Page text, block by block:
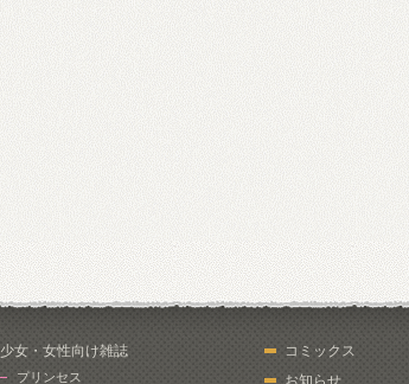
少女・女性向け雑誌
プリンセス
コミックス
お知らせ